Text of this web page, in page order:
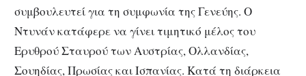
συμβουλευτεί για τη συμφωνία της Γενεύης. Ο
Ντυνάν κατάφερε να γίνει τιμητικό μέλος του
Ερυθρού Σταυρού των Αυστρίας, Ολλανδίας,
Σουηδίας, Πρωσίας και Ισπανίας. Κατά τη διάρκεια